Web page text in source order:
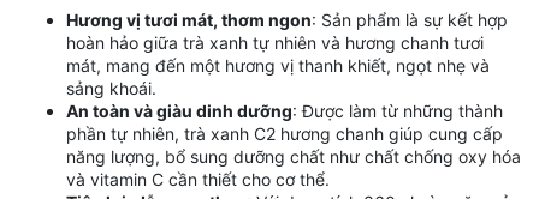
Hương vị tươi mát, thơm ngon: Sản phẩm là sự kết hợp
hoàn hảo giữa trà xanh tự nhiên và hương chanh tươi
mát, mang đến một hương vị thanh khiết, ngọt nhẹ và
sảng khoái.
An toàn và giàu dinh dưỡng: Được làm từ những thành
phần tự nhiên, trà xanh C2 hương chanh giúp cung cấp
năng lượng, bổ sung dưỡng chất như chất chống oxy hóa
và vitamin C cần thiết cho cơ thể.